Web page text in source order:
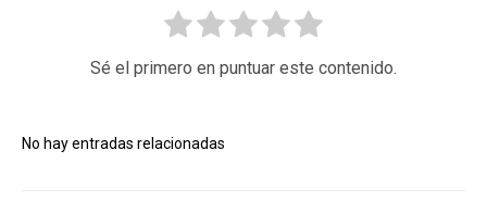
Sé el primero en puntuar este contenido.
No hay entradas relacionadas